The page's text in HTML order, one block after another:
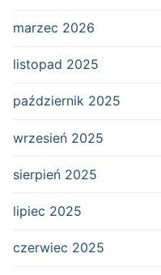
marzec 2026
listopad 2025
październik 2025
wrzesień 2025
sierpień 2025
lipiec 2025
czerwiec 2025